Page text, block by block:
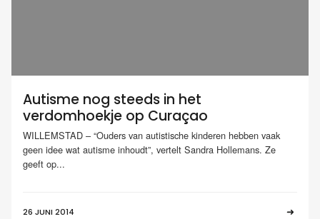
Autisme nog steeds in het
verdomhoekje op Curaçao
WILLEMSTAD – “Ouders van autistische kinderen hebben vaak
geen idee wat autisme inhoudt”, vertelt Sandra Hollemans. Ze
geeft op...
26 JUNI 2014